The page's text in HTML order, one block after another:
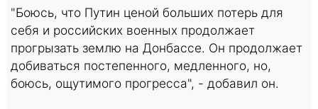
"Боюсь, что Путин ценой больших потерь для
себя и российских военных продолжает
прогрызать землю на Донбассе. Он продолжает
добиваться постепенного, медленного, но,
боюсь, ощутимого прогресса", - добавил он.